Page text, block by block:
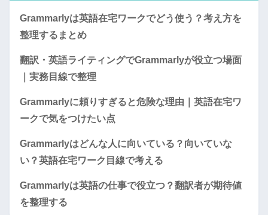
Grammarlyは英語在宅ワークでどう使う？考え方を
整理するまとめ
翻訳・英語ライティングでGrammarlyが役立つ場面
｜実務目線で整理
Grammarlyに頼りすぎると危険な理由｜英語在宅ワ
ークで気をつけたい点
Grammarlyはどんな人に向いている？向いていな
い？英語在宅ワーク目線で考える
Grammarlyは英語の仕事で役立つ？翻訳者が期待値
を整理する